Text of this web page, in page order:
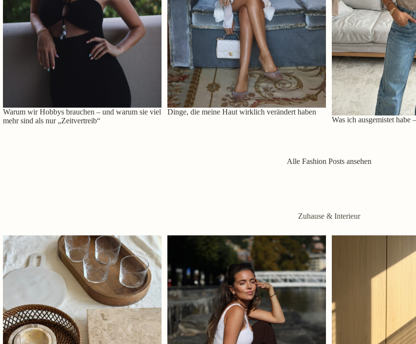
Warum wir Hobbys brauchen – und warum sie viel
mehr sind als nur „Zeitvertreib“
Dinge, die meine Haut wirklich verändert haben
Was ich ausgemistet habe
Alle Fashion Posts ansehen
Zuhause & Interieur